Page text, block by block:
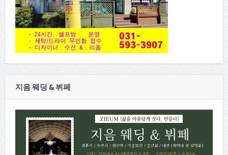
지음 웨딩 & 뷔페